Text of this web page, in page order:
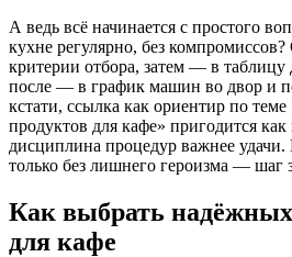
А ведь всё начинается с простого
кухне регулярно, без
критерии отбора, затем — в таблицу
после — в график машин во двор и
кстати, ссылка как ориентир по
продуктов для кафе» пригодится
дисциплина процедур важнее
только без лишнего героизма — шаг
Как выбрать
для кафе